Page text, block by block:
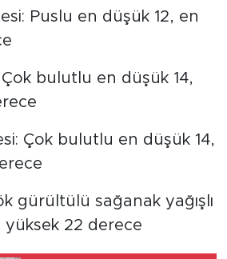
Puslu en düşük 12, en
Çok bulutlu en düşük 14,
Çok bulutlu en düşük 14,
gürültülü sağanak yağışlı
yüksek 22 derece